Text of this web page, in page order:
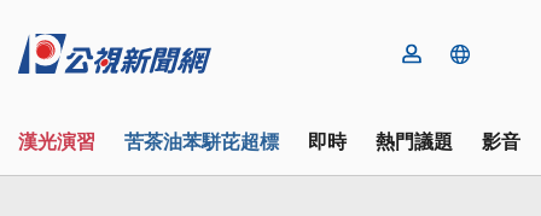
漢光演習 苦茶油苯駢芘超標 即時 熱門議題 影音